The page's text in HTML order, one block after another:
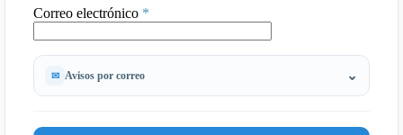
Correo electrónico *
Avisos por correo